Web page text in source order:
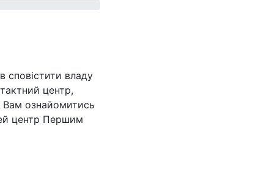
сповістити владу
центр,
Вам ознайомитись
центр Першим